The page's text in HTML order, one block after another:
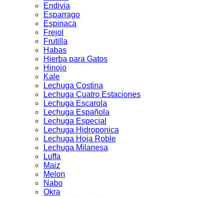
Endivia
Esparrago
Espinaca
Frejol
Frutilla
Habas
Hierba para Gatos
Hinojo
Kale
Lechuga Costina
Lechuga Cuatro Estaciones
Lechuga Escarola
Lechuga Española
Lechuga Especial
Lechuga Hidroponica
Lechuga Hoja Roble
Lechuga Milanesa
Luffa
Maiz
Melon
Nabo
Okra